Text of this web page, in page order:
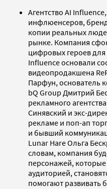
Агентство AI
инфлюенсеров,
копии реальных
рынке. Компания
цифровых героев
Influence основали
видеопродакшена
Парфун, основатель
bQ Group Дмитрий
рекламного
Синявский и экс-
рекламе и поп-ап
и бывший
Lunar Hare Ольга
словам, компания
персонажей,
аудиторией,
помогают развивать